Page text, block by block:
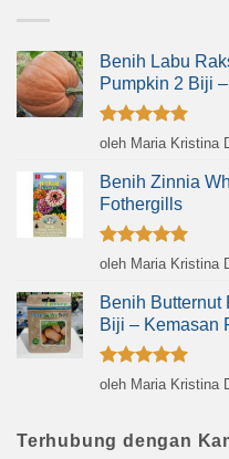
Benih Labu
Pumpkin 2 Biji
Dinilai5
oleh Maria Kristina
Benih Zinnia
Fothergills
Dinilai5
oleh Maria Kristina
Benih Butternut
Biji – Kemasan
Dinilai5
oleh Maria Kristina
Terhubung dengan